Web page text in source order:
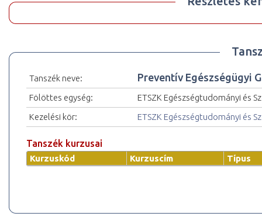
Tanszék neve: Preventív Egészségügyi
Fölöttes egység:
ETSZK Egészségtudományi és
Kezelési kör:
ETSZK Egészségtudományi és
Tanszék kurzusai
Kurzuskód Kurzuscím Típus